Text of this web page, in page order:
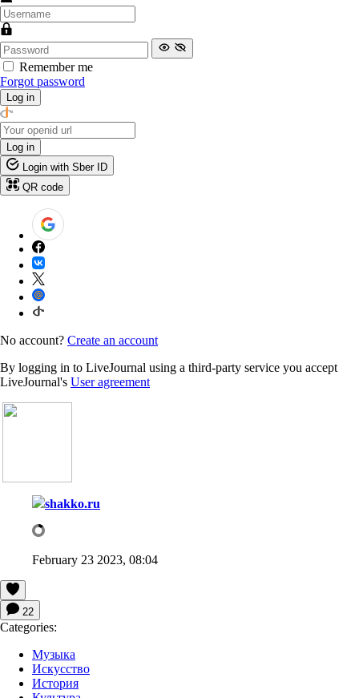
Remember me
Forgot password
Log in
Log in
Login with Sber ID
QR code
No account? Create an account
By logging in to LiveJournal using a third-party service you accept
LiveJournal's User agreement
shakko.ru
February 23 2023, 08:04
22
Categories:
Музыка
Искусство
История